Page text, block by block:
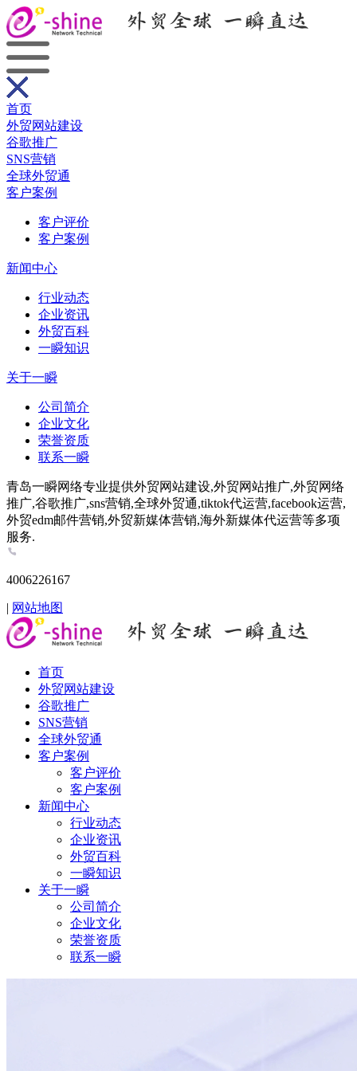
首页
外贸网站建设
谷歌推广
SNS营销
全球外贸通
客户案例
客户评价
客户案例
新闻中心
行业动态
企业资讯
外贸百科
一瞬知识
关于一瞬
公司简介
企业文化
荣誉资质
联系一瞬
青岛一瞬网络专业提供外贸网站建设,外贸网站推广,外贸网络
推广,谷歌推广,sns营销,全球外贸通,tiktok代运营,facebook运营,
外贸edm邮件营销,外贸新媒体营销,海外新媒体代运营等多项
服务.
4006226167
| 网站地图
首页
外贸网站建设
谷歌推广
SNS营销
全球外贸通
客户案例
客户评价
客户案例
新闻中心
行业动态
企业资讯
外贸百科
一瞬知识
关于一瞬
公司简介
企业文化
荣誉资质
联系一瞬